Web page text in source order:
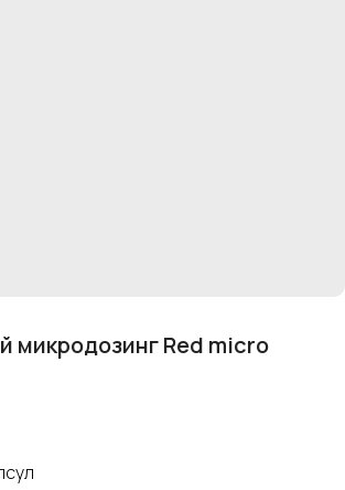
микродозинг Red micro